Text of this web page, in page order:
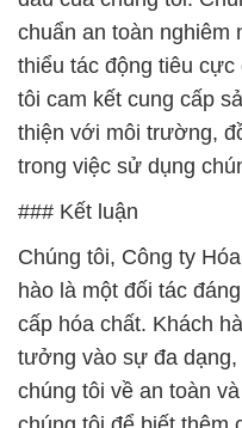
trong việc sử dụng
### Kết luận
Chúng tôi, Công ty
hào là một đối tác
cấp hóa chất. Khách
tưởng vào sự đa dạng,
chúng tôi về an toàn
chúng tôi để biết thêm
vụ của chúng tôi.
# Cty thương mại ¬
Già Dạng Lỏng Þ Oxy